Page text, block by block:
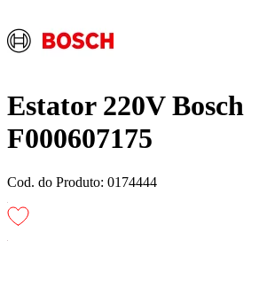
Estator 220V Bosch
F000607175
Cod. do Produto: 0174444